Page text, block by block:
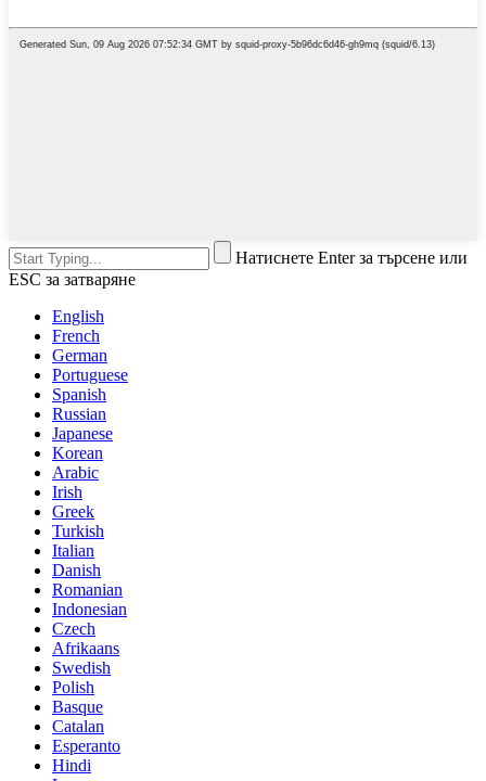
Натиснете Enter за търсене или
ESC за затваряне
English
French
German
Portuguese
Spanish
Russian
Japanese
Korean
Arabic
Irish
Greek
Turkish
Italian
Danish
Romanian
Indonesian
Czech
Afrikaans
Swedish
Polish
Basque
Catalan
Esperanto
Hindi